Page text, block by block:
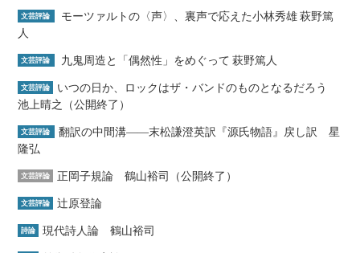
文芸評論
モーツァルトの〈声〉、裏声で応えた小林秀雄 萩野篤
人
文芸評論 九鬼周造と「偶然性」をめぐって 萩野篤人
文芸評論
いつの日か、ロックはザ・バンドのものとなるだろう
池上晴之（公開終了）
文芸評論
翻訳の中間溝――末松謙澄英訳『源氏物語』戻し訳 星
隆弘
文芸評論 正岡子規論 鶴山裕司（公開終了）
文芸評論 辻原登論
詩論 現代詩人論 鶴山裕司